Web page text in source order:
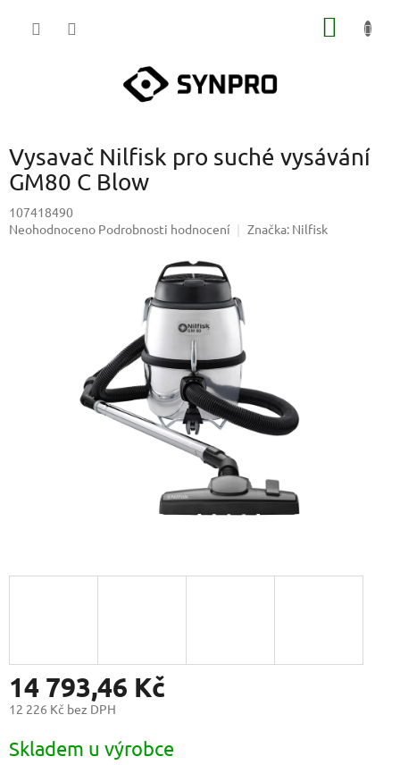
Vysavač Nilfisk pro suché vysávání
GM80 C Blow
107418490
Průměrné
Neohodnoceno Podrobnosti hodnocení Značka: Nilfisk
14 793,46 Kč
12 226 Kč bez DPH
cena:
Skladem u výrobce